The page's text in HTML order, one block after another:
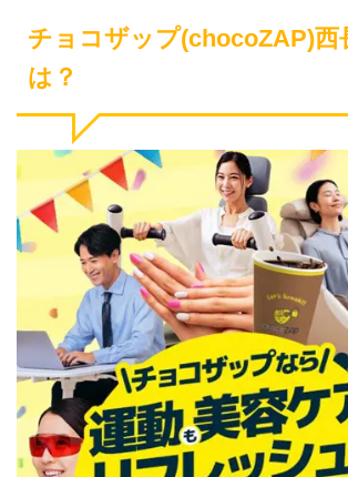
チョコザップ(chocoZAP)西
は？